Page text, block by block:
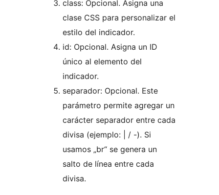
class: Opcional. Asigna una
clase CSS para personalizar el
estilo del indicador.
id: Opcional. Asigna un ID
único al elemento del
indicador.
separador: Opcional. Este
parámetro permite agregar un
carácter separador entre cada
divisa (ejemplo: | / -). Si
usamos „br“ se genera un
salto de línea entre cada
divisa.